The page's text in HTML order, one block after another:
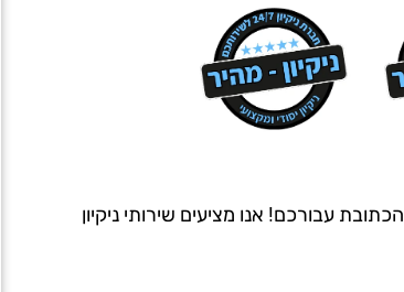
עבורכם! אנו מציעים שירותי ניקיון